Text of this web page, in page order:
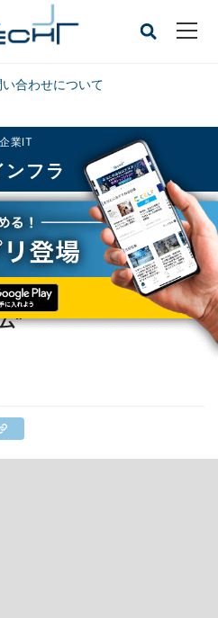
合わせについて
企業IT
ンフラ
とした"スマートスタジアム"
チケットを起点とし
"